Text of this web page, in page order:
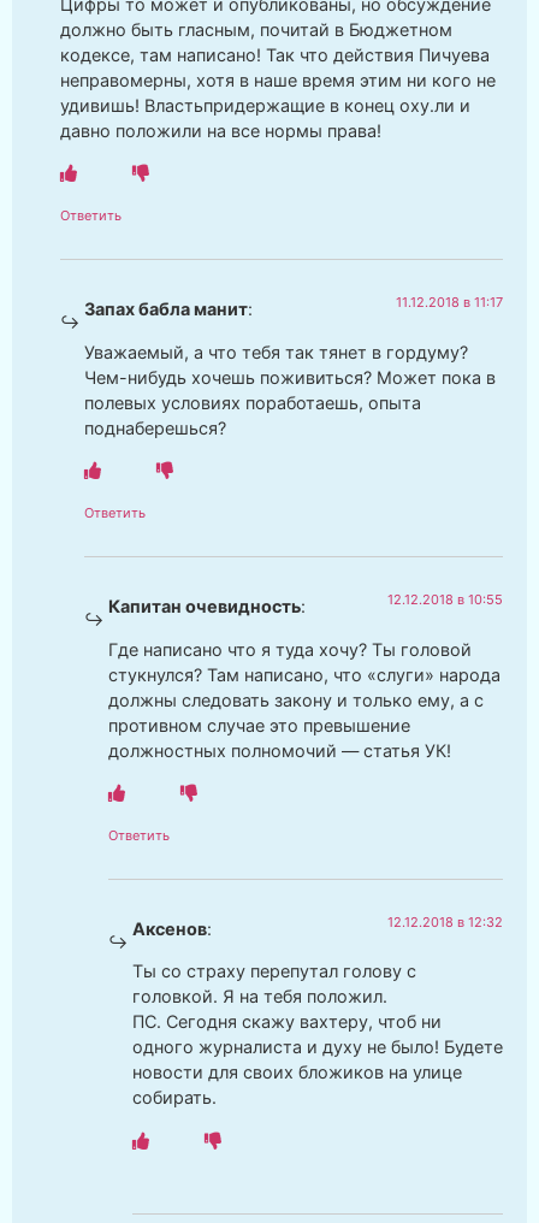
Цифры то может и опубликованы, но обсуждение
должно быть гласным, почитай в Бюджетном
кодексе, там написано! Так что действия Пичуева
неправомерны, хотя в наше время этим ни кого не
удивишь! Властьпридержащие в конец оху.ли и
давно положили на все нормы права!
Ответить
Запах бабла манит: 11.12.2018 в 11:17
Уважаемый, а что тебя так тянет в гордуму?
Чем-нибудь хочешь поживиться? Может пока в
полевых условиях поработаешь, опыта
поднаберешься?
Ответить
Капитан очевидность: 12.12.2018 в 10:55
Где написано что я туда хочу? Ты головой
стукнулся? Там написано, что «слуги» народа
должны следовать закону и только ему, а с
противном случае это превышение
должностных полномочий — статья УК!
Ответить
Аксенов: 12.12.2018 в 12:32
Ты со страху перепутал голову с
головкой. Я на тебя положил.
ПС. Сегодня скажу вахтеру, чтоб ни
одного журналиста и духу не было! Будете
новости для своих бложиков на улице
собирать.